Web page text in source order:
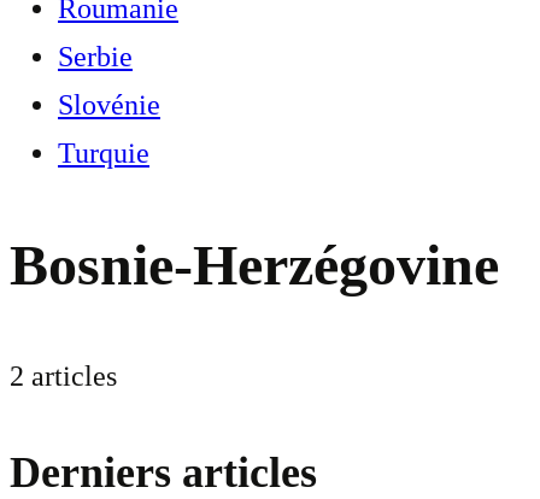
Roumanie
Serbie
Slovénie
Turquie
Bosnie-Herzégovine
2 articles
Derniers articles